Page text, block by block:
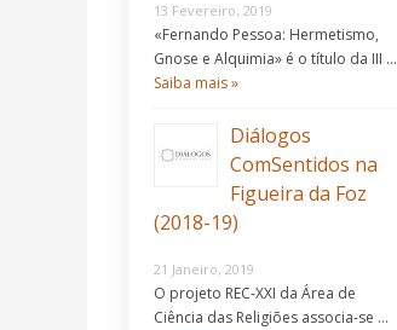
13 Fevereiro, 2019
«Fernando Pessoa: Hermetismo,
Gnose e Alquimia» é o título da III …
Saiba mais »
Diálogos
ComSentidos na
Figueira da Foz
(2018-19)
21 Janeiro, 2019
O projeto REC-XXI da Área de
Ciência das Religiões associa-se …